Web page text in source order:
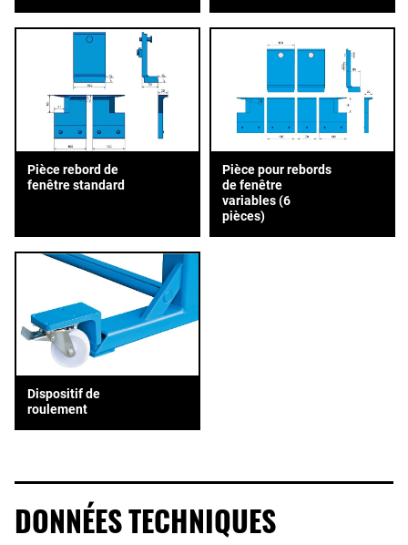
Pièce rebord de
fenêtre standard
Pièce pour rebords
de fenêtre
variables (6
pièces)
Dispositif de
roulement
DONNÉES TECHNIQUES